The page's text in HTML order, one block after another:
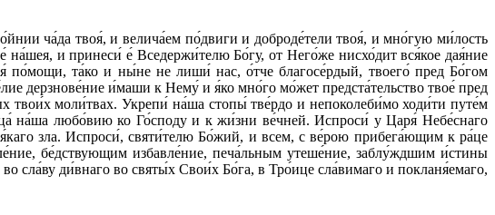
ча́да твоя́, и велича́ем по́двиги и доброде́тели твоя́, и мно́гую ми́лость
и принеси́ е́ Вседержи́телю Бо́гу, от Него́же нисхо́дит вся́кое дая́ние
по́мощи, та́ко и ны́не не лиши́ нас, о́тче благосе́рдый, твоего́ пред Бо́гом
дерзнове́ние и́маши к Нему́ и я́ко мно́го мо́жет предста́тельство твое́ пред
моли́твах. Укрепи́ на́ша стопы́ тве́рдо и непоколеби́мо ходи́ти путе́м
на́ша любо́вию ко Го́споду и к жи́зни ве́чней. Испроси́ у Царя́ Небе́снаго
зла. Испроси́, святи́телю Бо́жий, и всем, с ве́рою прибега́ющим к ра́це
бе́дствующим избавле́ние, печа́льным утеше́ние, заблу́ждшим и́стины
сла́ву ди́внаго во святы́х Свои́х Бо́га, в Тро́ице сла́вимаго и покланя́емаго,